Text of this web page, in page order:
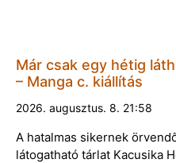
Már csak egy hétig
– Manga c. kiállítás
2026. augusztus. 8. 21:58
A hatalmas sikernek
látogatható tárlat Kacusika